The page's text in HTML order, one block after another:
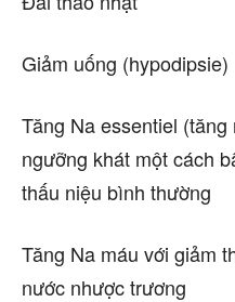
Giảm uống (hypodipsie)
Tăng Na essentiel
ngưỡng khát một cách
thấu niệu bình thường
Tăng Na máu với giảm
nước nhược trương